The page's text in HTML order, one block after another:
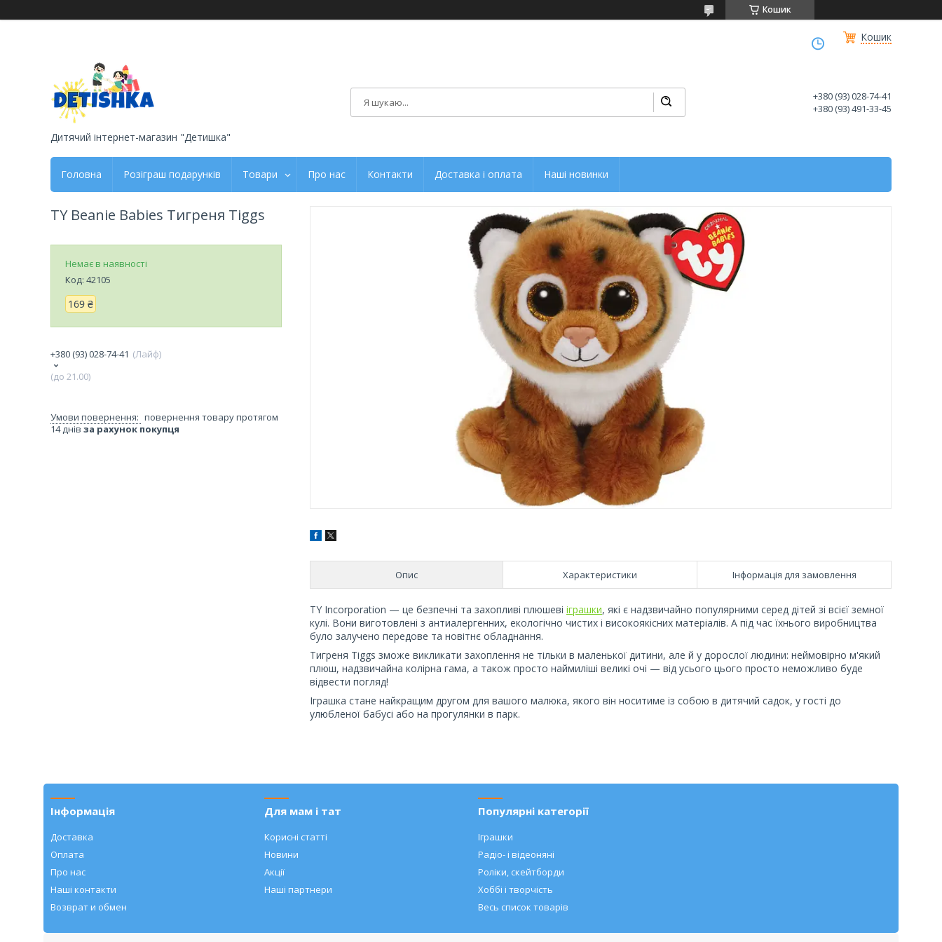
Кошик
Кошик
Дитячий інтернет-магазин "Детишка"
+380 (93) 028-74-41
+380 (93) 491-33-45
Головна Розіграш подарунків Товари Про нас Контакти Доставка і оплата Наші новинки
Опис Характеристики Інформація для замовлення
TY Incorporation — це безпечні та захопливі плюшеві іграшки, які є надзвичайно популярними серед дітей зі всієї земної
кулі. Вони виготовлені з антиалергенних, екологічно чистих і високоякісних матеріалів. А під час їхнього виробництва
було залучено передове та новітнє обладнання.
Тигреня Tiggs зможе викликати захоплення не тільки в маленької дитини, але й у дорослої людини: неймовірно м'який
плюш, надзвичайна колірна гама, а також просто наймиліші великі очі — від усього цього просто неможливо буде
відвести погляд!
Іграшка стане найкращим другом для вашого малюка, якого він носитиме із собою в дитячий садок, у гості до
улюбленої бабусі або на прогулянки в парк.
TY Beanie Babies Тигреня Tiggs
Немає в наявності
Код: 42105
169 ₴
+380 (93) 028-74-41
Лайф
(до 21.00)
повернення товару протягом
14 днів за рахунок покупця
Інформація
Доставка
Оплата
Про нас
Наші контакти
Возврат и обмен
Для мам і тат
Корисні статті
Новини
Акції
Наші партнери
Популярні категорії
Іграшки
Радіо- і відеоняні
Роліки, скейтборди
Хоббі і творчість
Весь список товарів